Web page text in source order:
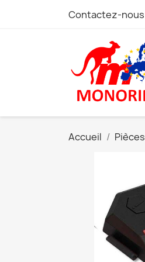
Contactez-nous
Accueil Pièces